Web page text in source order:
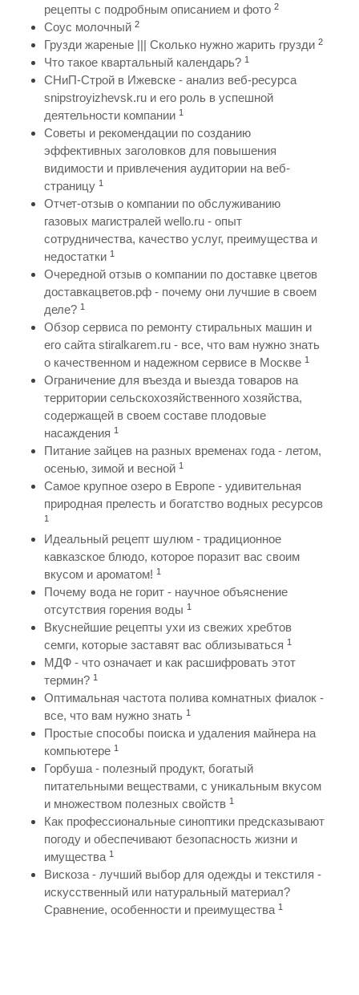
рецепты с подробным описанием и фото 2
Соус молочный 2
Грузди жареные ||| Сколько нужно жарить грузди 2
Что такое квартальный календарь? 1
СНиП-Строй в Ижевске - анализ веб-ресурса
snipstroyizhevsk.ru и его роль в успешной
деятельности компании 1
Советы и рекомендации по созданию
эффективных заголовков для повышения
видимости и привлечения аудитории на веб-
страницу 1
Отчет-отзыв о компании по обслуживанию
газовых магистралей wello.ru - опыт
сотрудничества, качество услуг, преимущества и
недостатки 1
Очередной отзыв о компании по доставке цветов
доставкацветов.рф - почему они лучшие в своем
деле? 1
Обзор сервиса по ремонту стиральных машин и
его сайта stiralkarem.ru - все, что вам нужно знать
о качественном и надежном сервисе в Москве 1
Ограничение для въезда и выезда товаров на
территории сельскохозяйственного хозяйства,
содержащей в своем составе плодовые
насаждения 1
Питание зайцев на разных временах года - летом,
осенью, зимой и весной 1
Самое крупное озеро в Европе - удивительная
природная прелесть и богатство водных ресурсов
1
Идеальный рецепт шулюм - традиционное
кавказское блюдо, которое поразит вас своим
вкусом и ароматом! 1
Почему вода не горит - научное объяснение
отсутствия горения воды 1
Вкуснейшие рецепты ухи из свежих хребтов
семги, которые заставят вас облизываться 1
МДФ - что означает и как расшифровать этот
термин? 1
Оптимальная частота полива комнатных фиалок -
все, что вам нужно знать 1
Простые способы поиска и удаления майнера на
компьютере 1
Горбуша - полезный продукт, богатый
питательными веществами, с уникальным вкусом
и множеством полезных свойств 1
Как профессиональные синоптики предсказывают
погоду и обеспечивают безопасность жизни и
имущества 1
Вискоза - лучший выбор для одежды и текстиля -
искусственный или натуральный материал?
Сравнение, особенности и преимущества 1